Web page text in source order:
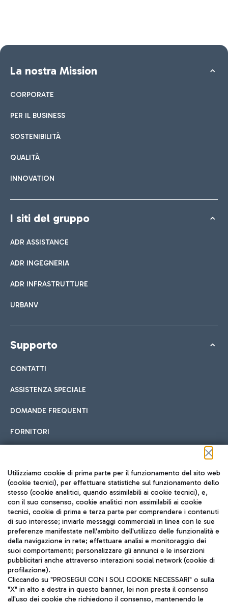
La nostra Mission
CORPORATE
PER IL BUSINESS
SOSTENIBILITÀ
QUALITÀ
INNOVATION
I siti del gruppo
ADR ASSISTANCE
ADR INGEGNERIA
ADR INFRASTRUTTURE
URBANV
Supporto
CONTATTI
ASSISTENZA SPECIALE
DOMANDE FREQUENTI
FORNITORI
Seguici sui social
TRAVEL JOURNAL
ITA
Utilizziamo cookie di prima parte per il funzionamento del sito web
(cookie tecnici), per effettuare statistiche sul funzionamento dello
stesso (cookie analitici, quando assimilabili ai cookie tecnici), e,
con il suo consenso, cookie analitici non assimilabili ai cookie
tecnici, cookie di prima e terza parte per comprendere i contenuti
di suo interesse; inviarle messaggi commerciali in linea con le sue
preferenze manifestate nell'ambito dell'utilizzo delle funzionalità e
della navigazione in rete; effettuare analisi e monitoraggio dei
suoi comportamenti; personalizzare gli annunci e le inserzioni
pubblicitari anche attraverso interazioni social network (cookie di
profilazione).
Cliccando su "PROSEGUI CON I SOLI COOKIE NECESSARI" o sulla
"X" in alto a destra in questo banner, lei non presta il consenso
all'uso dei cookie che richiedono il consenso, mantenendo le